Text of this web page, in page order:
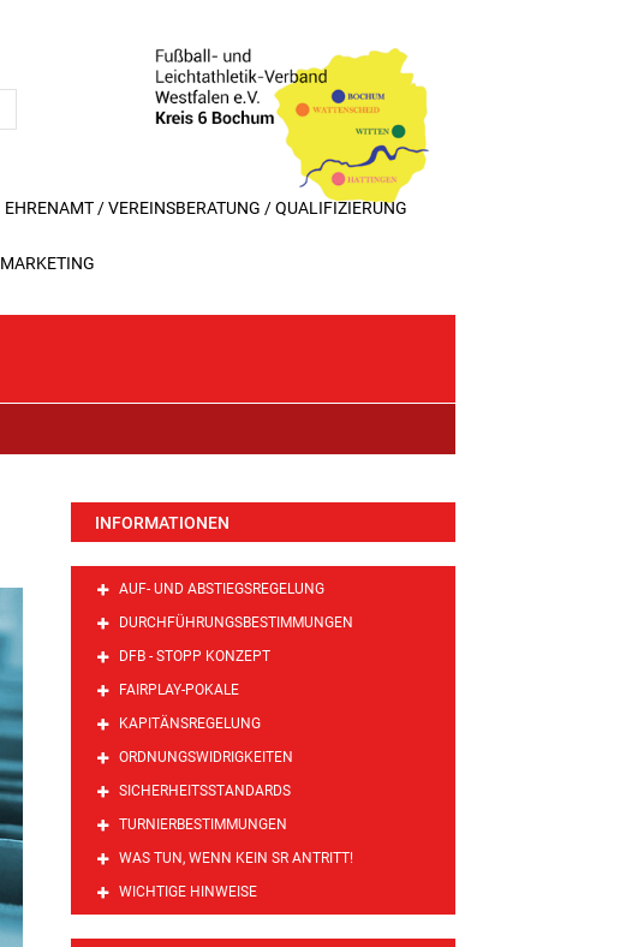
EHRENAMT / VEREINSBERATUNG / QUALIFIZIERUNG
MARKETING
INFORMATIONEN
AUF- UND ABSTIEGSREGELUNG
DURCHFÜHRUNGSBESTIMMUNGEN
DFB - STOPP KONZEPT
FAIRPLAY-POKALE
KAPITÄNSREGELUNG
ORDNUNGSWIDRIGKEITEN
SICHERHEITSSTANDARDS
TURNIERBESTIMMUNGEN
WAS TUN, WENN KEIN SR ANTRITT!
WICHTIGE HINWEISE